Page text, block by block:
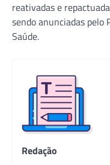
reativadas e
sendo anunciadas pelo
Saúde.
Redação